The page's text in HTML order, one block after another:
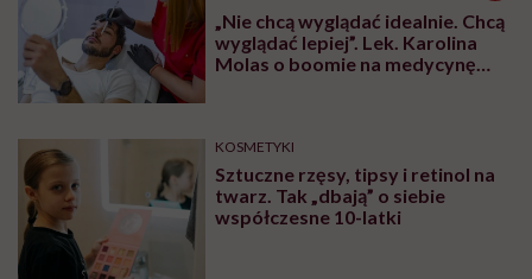
„Nie chcą wyglądać idealnie. Chcą
wyglądać lepiej”. Lek. Karolina
Molas o boomie na medycynę
KOSMETYKI
Sztuczne rzęsy, tipsy i retinol na
twarz. Tak „dbają” o siebie
współczesne 10-latki